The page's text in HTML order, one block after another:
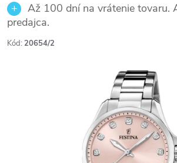
Až 100 dní na vrátenie tovaru.
predajca.
Kód: 20654/2